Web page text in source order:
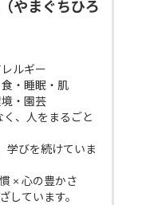
やまぐちひろ
ルギー
・睡眠・肌
・園芸
く、人をまるごと
びを続けていま
× 心の豊かさ
しています。